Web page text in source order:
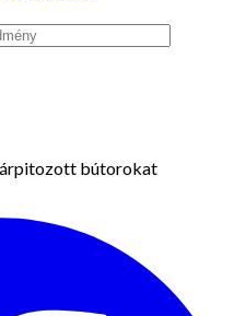
bútorokat